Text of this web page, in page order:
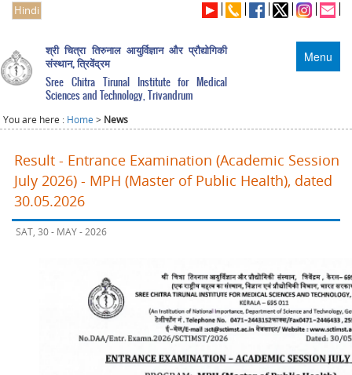
Hindi
Menu
श्री चित्रा तिरुनाल आयुर्विज्ञान और प्रौद्योगिकी
संस्थान, त्रिवेंद्रम
Sree Chitra Tirunal Institute for Medical
Sciences and Technology, Trivandrum
You are here : Home > News
Result - Entrance Examination (Academic Session
July 2026) - MPH (Master of Public Health), dated
30.05.2026
SAT, 30 - MAY - 2026